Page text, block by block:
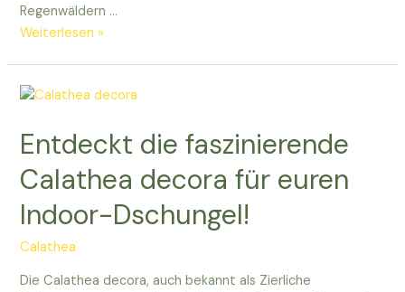
Regenwäldern …
Alles,
über
exotische
discolor
wissen
solltet
Weiterlesen »
Entdeckt die faszinierende
Calathea decora für euren
Indoor-Dschungel!
Calathea
Die Calathea decora, auch bekannt als Zierliche